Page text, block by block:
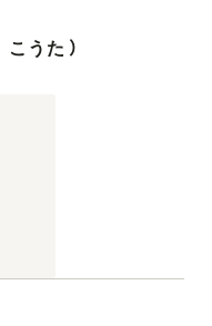
うた ）